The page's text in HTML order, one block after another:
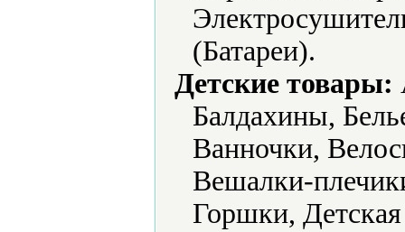
(Батареи).
Детские товары:
Балдахины,
Ванночки,
Вешалки-
Горшки,